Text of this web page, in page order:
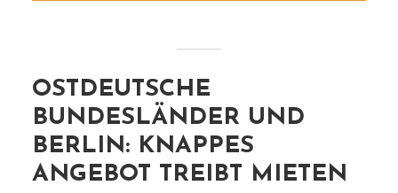
OSTDEUTSCHE
BUNDESLÄNDER UND
BERLIN: KNAPPES
ANGEBOT TREIBT MIETEN